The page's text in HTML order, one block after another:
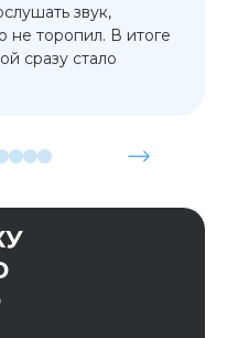
звук,
не торопил. В итоге
сразу стало